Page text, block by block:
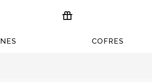
ESTUCHES Y REGALOS
COFRES